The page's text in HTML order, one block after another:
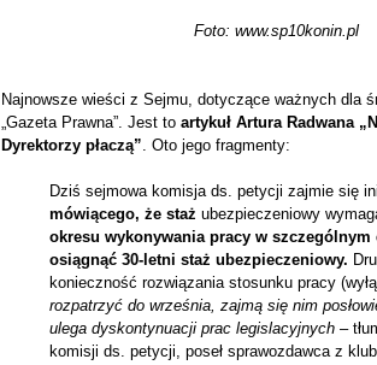
Foto: www.sp10konin.pl
Najnowsze wieści z Sejmu, dotyczące ważnych dla
„Gazeta Prawna”. Jest to artykuł Artura Radwana
Dyrektorzy płaczą”. Oto jego fragmenty:
Dziś sejmowa komisja ds. petycji zajmie się
mówiącego, że staż ubezpieczeniowy
okresu wykonywania pracy w
osiągnąć 30-letni staż ubezpieczeniowy.
konieczność rozwiązania stosunku pracy
rozpatrzyć do września, zajmą się nim
ulega dyskontynuacji prac legislacyjnych–
komisji ds. petycji, poseł sprawozdawca z